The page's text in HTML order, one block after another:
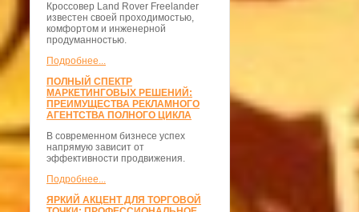
Кроссовер Land Rover Freelander
известен своей проходимостью,
комфортом и инженерной
продуманностью.
Подробнее...
ПОЛНЫЙ СПЕКТР
МАРКЕТИНГОВЫХ РЕШЕНИЙ:
ПРЕИМУЩЕСТВА РЕКЛАМНОГО
АГЕНТСТВА ПОЛНОГО ЦИКЛА
В современном бизнесе успех
напрямую зависит от
эффективности продвижения.
Подробнее...
ЯРКИЙ АКЦЕНТ ДЛЯ ТОРГОВОЙ